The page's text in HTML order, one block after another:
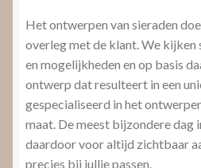
Het ontwerpen van sieraden
overleg met de klant. We kijken
en mogelijkheden en op basis
ontwerp dat resulteert in een
gespecialiseerd in het
maat. De meest bijzondere dag
daardoor voor altijd zichtbaar
precies bij jullie passen.